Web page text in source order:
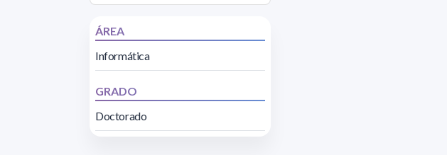
ÁREA
Informática
GRADO
Doctorado